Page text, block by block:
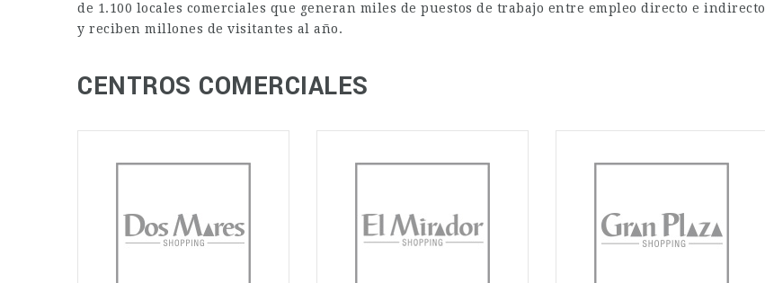
de 1.100 locales comerciales que generan miles de puestos de trabajo entre empleo directo e indirecto
y reciben millones de visitantes al año.
CENTROS COMERCIALES